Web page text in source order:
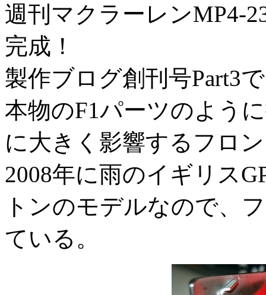
週刊マクラーレンMP4-
完成！
製作ブログ創刊号Part3
本物のF1パーツのよう
に大きく影響するフロ
2008年に雨のイギリス
トンのモデルなので、
ている。